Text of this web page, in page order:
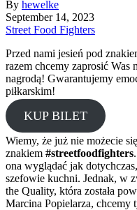
By hewelke
September 14, 2023
Street Food Fighters
Przed nami jesień pod
razem chcemy zaprosić Was
nagrodą! Gwarantujemy
piłkarskim!
KUP BILET
Wiemy, że już nie możecie
znakiem #streetfoodfighters
ona wyglądać jak
szefowie kuchni. Jednak, w
the Quality, która została
Marcina Popielarza, chcemy